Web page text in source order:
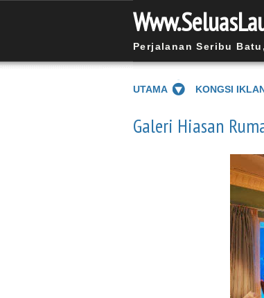
Perjalanan Seribu
UTAMA KONGSI
Galeri Hiasan